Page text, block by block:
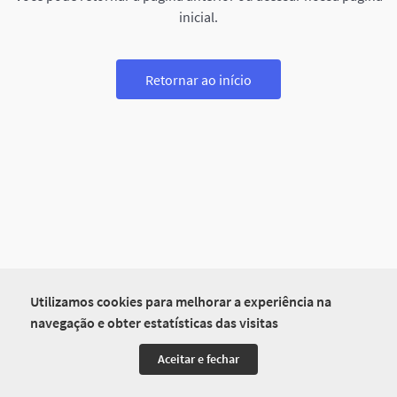
Utilizamos cookies para melhorar a experiência na
navegação e obter estatísticas das visitas
Aceitar e fechar
inicial.
Retornar ao início